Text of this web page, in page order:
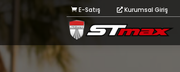
E-Satış Kurumsal Giriş